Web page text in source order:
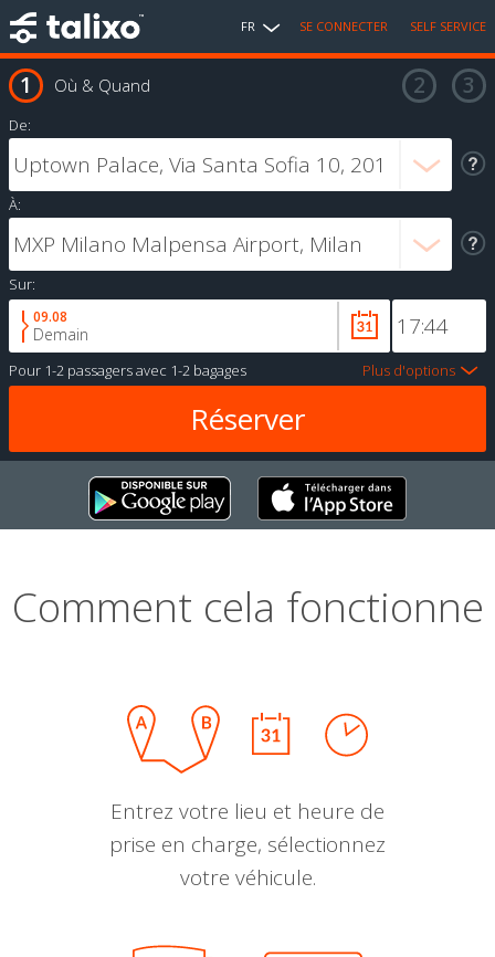
FR SE CONNECTER SELF SERVICE
Où & Quand
De:
À:
Sur:
09.08
Demain
Pour 1-2 passagersavec 1-2 bagages Plus d'options
Comment cela fonctionne
Entrez votre lieu et heure de
prise en charge, sélectionnez
votre véhicule.